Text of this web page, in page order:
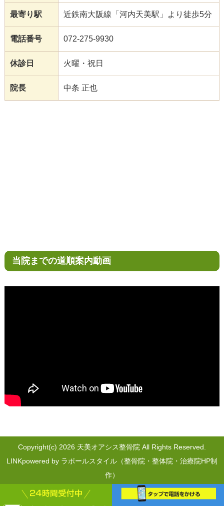
最寄り駅 近鉄南大阪線「河内天美駅」より徒歩5分
電話番号 072-275-9930
休診日 火曜・祝日
院長 中条 正也
当院までの道順案内動画
Copyright(c) 2026 天美オアシス整骨院 All Rights Reserved.
LINKpowered by ラポールスタイル（整骨院・整体院・治療院HP制
作）